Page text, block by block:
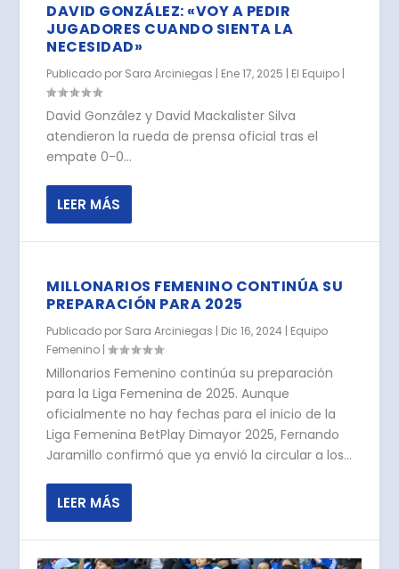
DAVID GONZÁLEZ: «VOY A PEDIR
JUGADORES CUANDO SIENTA LA
NECESIDAD»
Publicado por Sara Arciniegas | Ene 17, 2025 | El Equipo |
David González y David Mackalister Silva
atendieron la rueda de prensa oficial tras el
empate 0-0...
LEER MÁS
MILLONARIOS FEMENINO CONTINÚA SU
PREPARACIÓN PARA 2025
Publicado por Sara Arciniegas | Dic 16, 2024 | Equipo
Femenino |
Millonarios Femenino continúa su preparación
para la Liga Femenina de 2025. Aunque
oficialmente no hay fechas para el inicio de la
Liga Femenina BetPlay Dimayor 2025, Fernando
Jaramillo confirmó que ya envió la circular a los...
LEER MÁS